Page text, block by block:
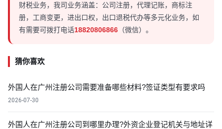
财税业务，我司业务涵盖：公司注册，代理记账，商标注
册，工商变更，进出口权，出口退税代办等多元化业务，如
有需要可拨打电话18820806866 （微信）。
猜你喜欢
外国人在广州注册公司需要准备哪些材料?签证类型有要求吗
2026-07-30
外国人在广州注册公司到哪里办理?外资企业登记机关与地址详